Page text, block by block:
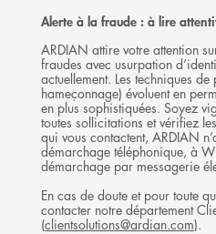
Alerte à la fraude : à lire
ARDIAN attire votre attention
fraudes avec usurpation
actuellement. Les techniques
hameçonnage) évoluent en
en plus sophistiquées. Soyez
toutes sollicitations et vérifiez
qui vous contactent, ARDIAN
démarchage téléphonique, à
démarchage par messagerie
En cas de doute et pour toute
contacter notre département
(clientsolutions@ardian.com).
Follow
Ardian
on
X
Follow
Ardian
on
LinkedIn
Follow
Ardian
on
YouTube
Ardian
on
Jobs
on
LinkedIn
L'ÉQUIPE
SECONDARIES &